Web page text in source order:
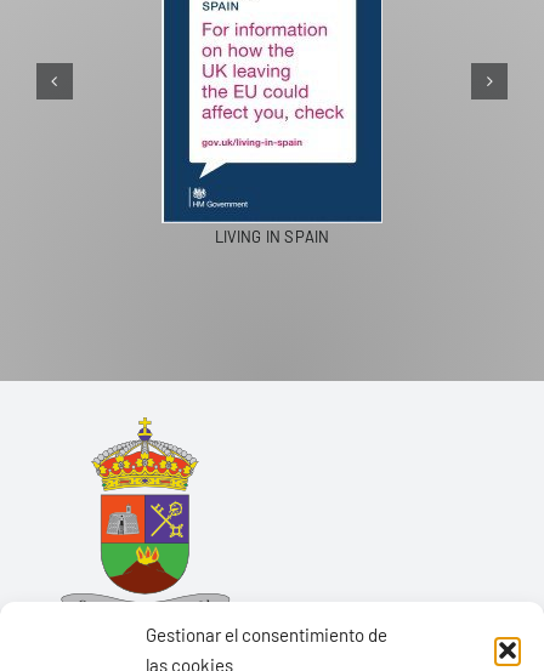
Gestionar el consentimiento de
las cookies
LIVING IN SPAIN